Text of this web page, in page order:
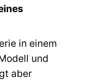
in einem
und
aber